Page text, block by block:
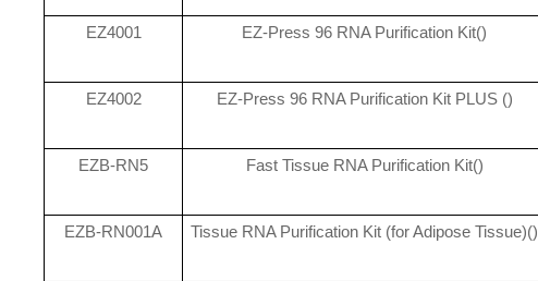
EZ4001 EZ-Press 96 RNA Purification Kit()
EZ4002 EZ-Press 96 RNA Purification Kit PLUS ()
EZB-RN5 Fast Tissue RNA Purification Kit()
EZB-RN001A Tissue RNA Purification Kit (for Adipose Tissue)()